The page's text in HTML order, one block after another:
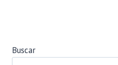
Buscar